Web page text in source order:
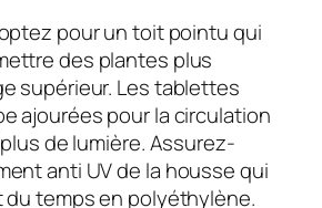
pour un toit pointu qui
des plantes plus
supérieur. Les tablettes
ajourées pour la circulation
de lumière. Assurez-
anti UV de la housse qui
du temps en polyéthylène.